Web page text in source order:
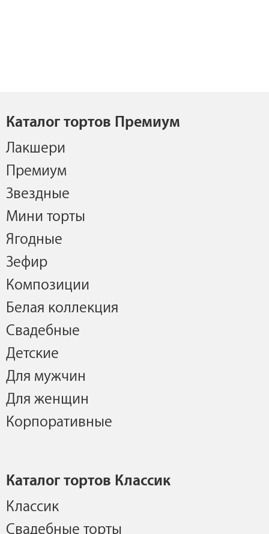
Каталог тортов Премиум
Лакшери
Премиум
Звездные
Мини торты
Ягодные
Зефир
Композиции
Белая коллекция
Свадебные
Детские
Для мужчин
Для женщин
Корпоративные
Каталог тортов Классик
Классик
Свадебные торты